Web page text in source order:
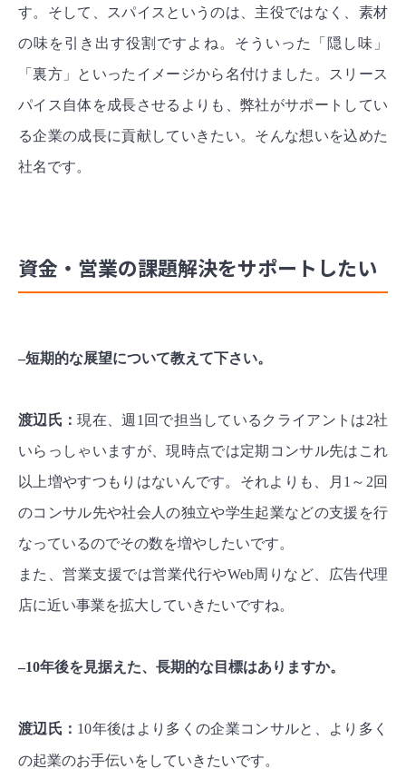
す。そして、スパイスというのは、主役ではなく、素材
の味を引き出す役割ですよね。そういった「隠し味」
「裏方」といったイメージから名付けました。スリース
パイス自体を成長させるよりも、弊社がサポートしてい
る企業の成長に貢献していきたい。そんな想いを込めた
社名です。
資金・営業の課題解決をサポートしたい
–短期的な展望について教えて下さい。
渡辺氏：現在、週1回で担当しているクライアントは2社
いらっしゃいますが、現時点では定期コンサル先はこれ
以上増やすつもりはないんです。それよりも、月1～2回
のコンサル先や社会人の独立や学生起業などの支援を行
なっているのでその数を増やしたいです。
また、営業支援では営業代行やWeb周りなど、広告代理
店に近い事業を拡大していきたいですね。
–10年後を見据えた、長期的な目標はありますか。
渡辺氏： 10年後はより多くの企業コンサルと、より多く
の起業のお手伝いをしていきたいです。